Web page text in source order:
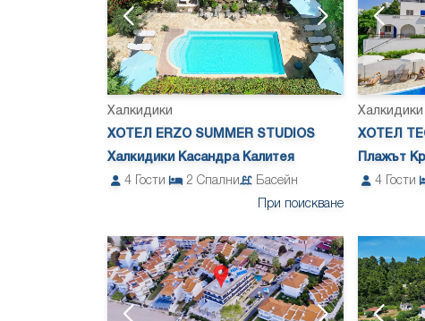
Халкидики
ХОТЕЛ ERZO SUMMER STUDIOS
Халкидики Касандра Калитея
4
Гости 2 Спални
Басейн
При поискване
Халкидики
ХОТЕЛ
Плажът
4
Гости